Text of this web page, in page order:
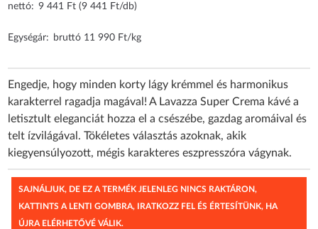
nettó: 9 441 Ft (9 441 Ft/db)
Egységár: bruttó 11 990 Ft/kg
Engedje, hogy minden korty lágy krémmel és harmonikus
karakterrel ragadja magával! A Lavazza Super Crema kávé a
letisztult eleganciát hozza el a csészébe, gazdag aromáival és
telt ízvilágával. Tökéletes választás azoknak, akik
kiegyensúlyozott, mégis karakteres eszpresszóra vágynak.
SAJNÁLJUK, DE EZ A TERMÉK JELENLEG NINCS RAKTÁRON,
KATTINTS A LENTI GOMBRA, IRATKOZZ FEL ÉS ÉRTESÍTÜNK, HA
ÚJRA ELÉRHETŐVÉ VÁLIK.